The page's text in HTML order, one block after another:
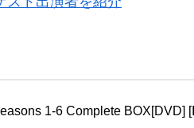
1-6 Complete BOX[DVD]